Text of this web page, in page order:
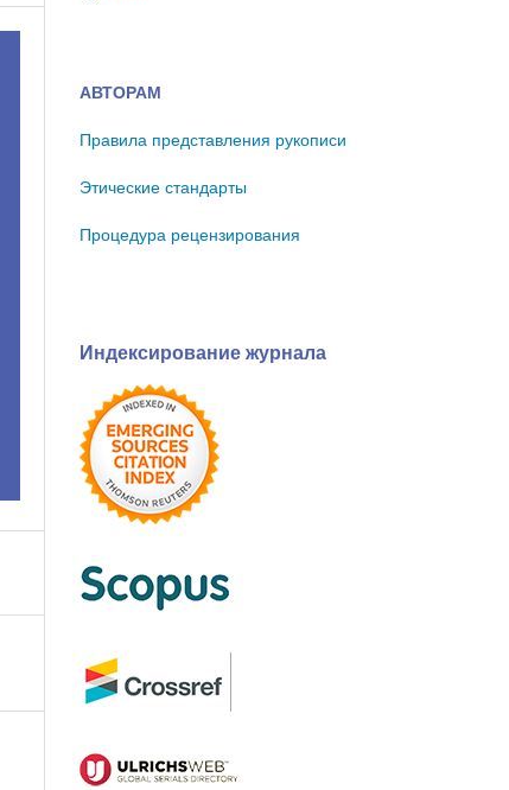
АВТОРАМ
Правила представления рукописи
Этические стандарты
Процедура рецензирования
Индексирование журнала